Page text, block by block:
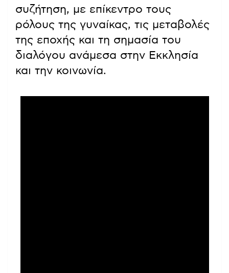
συζήτηση, με επίκεντρο τους
ρόλους της γυναίκας, τις μεταβολές
της εποχής και τη σημασία του
διαλόγου ανάμεσα στην Εκκλησία
και την κοινωνία.